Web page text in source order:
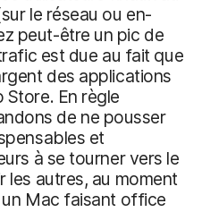
le réseau ou en-
peut-être un pic de
est due au fait que
des applications
En règle
de ne pousser
et
à se tourner vers le
les autres, au moment
Mac faisant office